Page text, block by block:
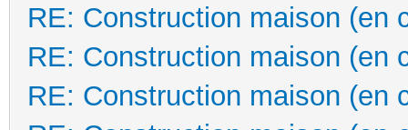
RE: Construction maison (en
RE: Construction maison (en
RE: Construction maison (en